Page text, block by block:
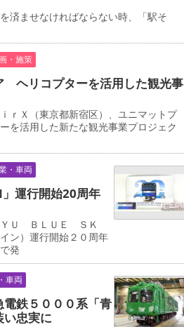
済ませなければならない時、「駅そ
・施策
ヘリコプターを活用した観光事
ｒＸ（東京都新宿区）、ユニマットプ
を活用した新たな観光事業プロジェク
・車両
運行開始20周年
ＹＵ ＢＬＵＥ ＳＫ
ン）運行開始２０周年
発
車両
鉄５０００系「青
忠実に